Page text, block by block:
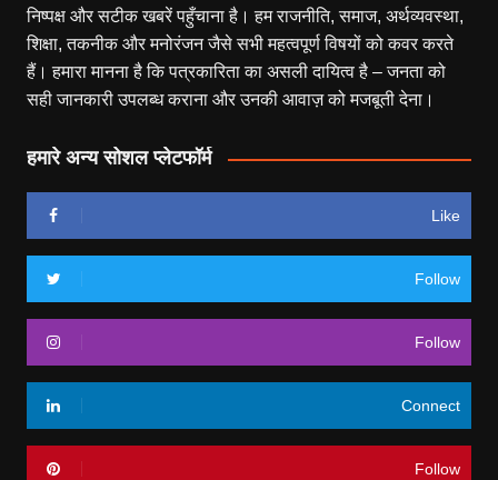
निष्पक्ष और सटीक खबरें पहुँचाना है। हम राजनीति, समाज, अर्थव्यवस्था,
शिक्षा, तकनीक और मनोरंजन जैसे सभी महत्वपूर्ण विषयों को कवर करते
हैं। हमारा मानना है कि पत्रकारिता का असली दायित्व है – जनता को
सही जानकारी उपलब्ध कराना और उनकी आवाज़ को मजबूती देना।
हमारे अन्य सोशल प्लेटफॉर्म
Like
Follow
Follow
Connect
Follow